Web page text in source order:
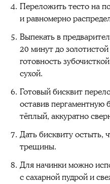
Переложить тесто на
и равномерно
Выпекать в
20 минут до
готовность
сухой.
Готовый бисквит
оставив пергаментную
тёплый, аккуратно
Дать бисквиту остыть,
трещины.
Для начинки можно
с сахарной пудрой и